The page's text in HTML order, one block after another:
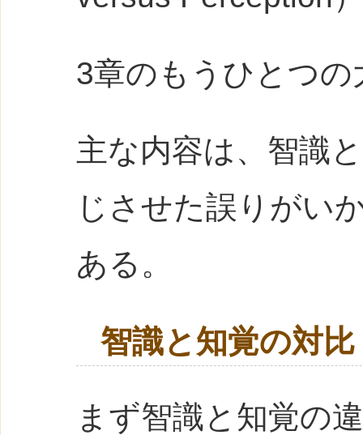
3章のもうひとつ
主な内容は、智識
じさせた誤りがい
ある。
智識と知覚の対比
まず智識と知覚の